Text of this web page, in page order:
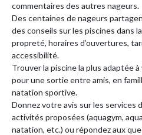
commentaires des autres nageurs.
Des centaines de nageurs
des conseils sur les piscines dans
propreté, horaires d’ouvertures,
accessibilité.
Trouver la piscine la plus adaptée
pour une sortie entre amis, en
natation sportive.
Donnez votre avis sur les services
activités proposées (aquagym,
natation, etc.) ou répondez aux